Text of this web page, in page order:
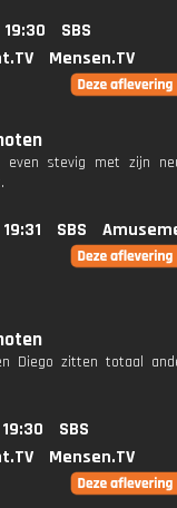
SBS
Mensen.TV
even stevig met zijn
SBS
Diego zitten totaal
SBS
Mensen.TV